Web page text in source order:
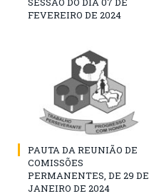
FEVEREIRO DE 2024
PAUTA DA REUNIÃO DE
COMISSÕES
PERMANENTES, DE 29 DE
JANEIRO DE 2024